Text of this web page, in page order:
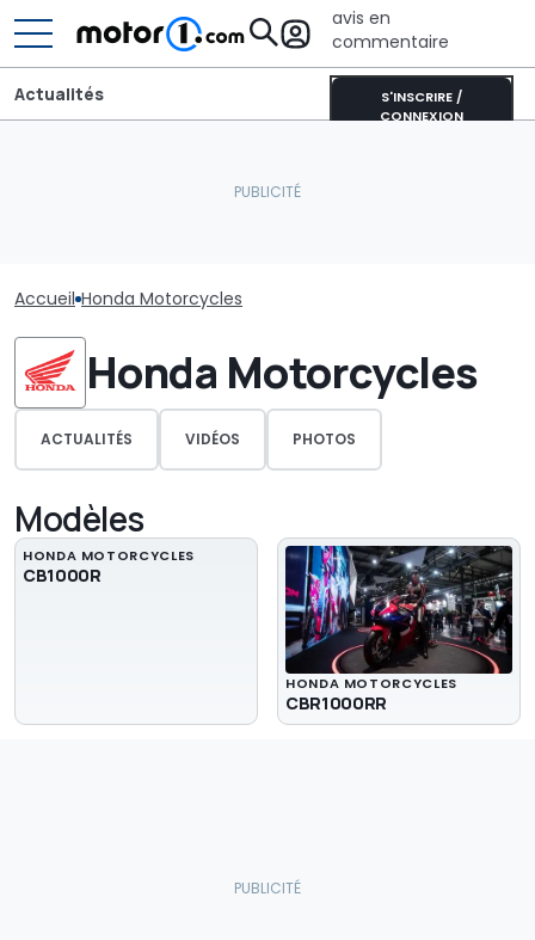
avis en
commentaire
S'INSCRIRE /
CONNEXION
Actualités
Accueil Honda Motorcycles
Honda Motorcycles
ACTUALITÉS VIDÉOS PHOTOS
Modèles
HONDA MOTORCYCLES
CB1000R
HONDA MOTORCYCLES
CBR1000RR